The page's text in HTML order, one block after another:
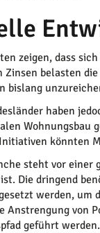
zeigen, dass
Zinsen belasten
bislang
haben
Wohnungsbau
könnten
steht vor einer
Die dringend
werden, um
Anstrengung von
geführt werden.